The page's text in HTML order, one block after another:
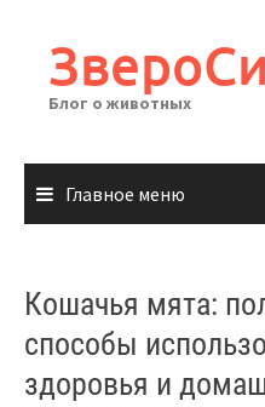
содержимому
Блог о животных
Главное меню
Кошачья мята:
способы
здоровья и